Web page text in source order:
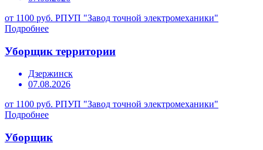
от 1100 руб. РПУП "Завод точной электромеханики"
Подробнее
Уборщик территории
Дзержинск
07.08.2026
от 1100 руб. РПУП "Завод точной электромеханики"
Подробнее
Уборщик